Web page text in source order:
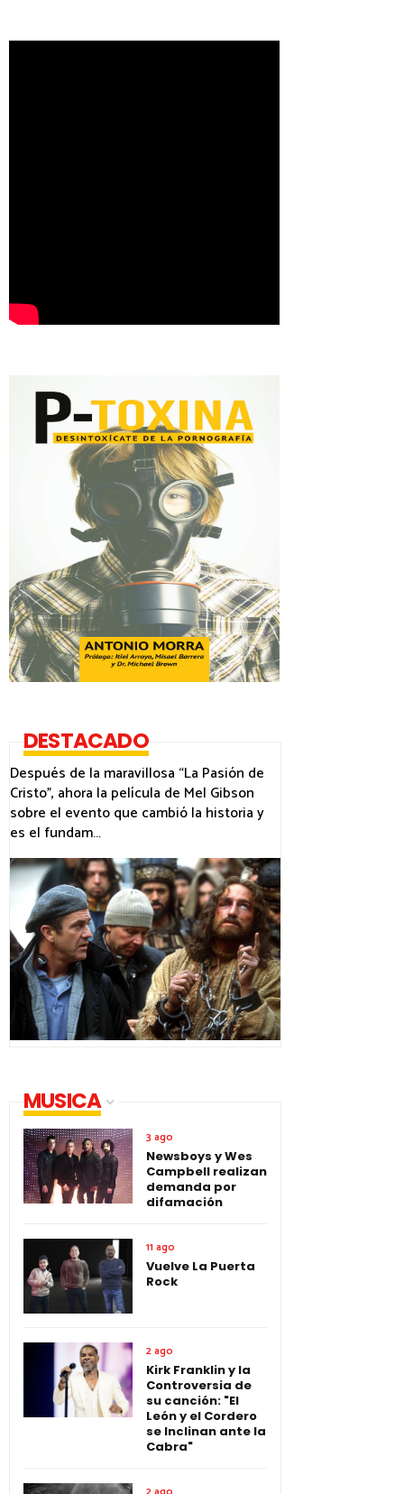
DESTACADO
Después de la maravillosa “La Pasión de
Cristo”, ahora la película de Mel Gibson
sobre el evento que cambió la historia y
es el fundam...
MUSICA
3 ago
Newsboys y Wes
Campbell realizan
demanda por
difamación
11 ago
Vuelve La Puerta
Rock
2 ago
Kirk Franklin y la
Controversia de
su canción: "El
León y el Cordero
se Inclinan ante la
Cabra"